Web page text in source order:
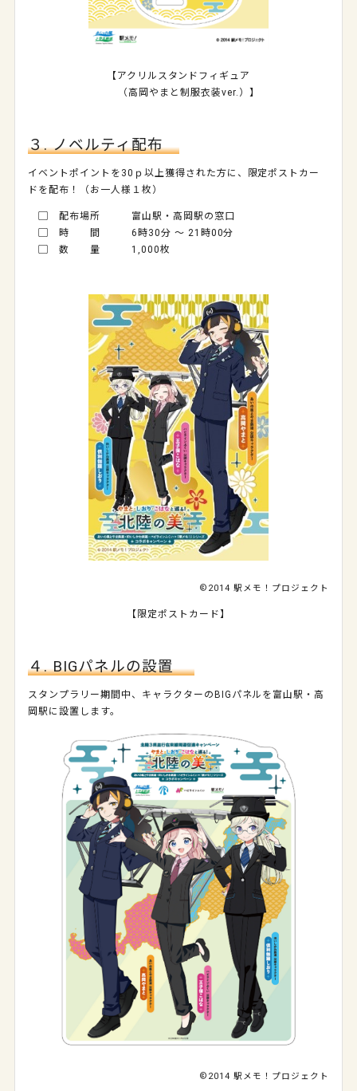
【アクリルスタンドフィギュア
（高岡やまと制服衣装ver.）】
３. ノベルティ配布
イベントポイントを30ｐ以上獲得された方に、限定ポストカー
ドを配布！（お一人様１枚）
▢ 配布場所 富山駅・高岡駅の窓口
▢ 時 間 6時30分 ～ 21時00分
▢ 数 量 1,000枚
©2014 駅メモ！プロジェクト
【限定ポストカード】
４. BIGパネルの設置
スタンプラリー期間中、キャラクターのBIGパネルを富山駅・高
岡駅に設置します。
©2014 駅メモ！プロジェクト